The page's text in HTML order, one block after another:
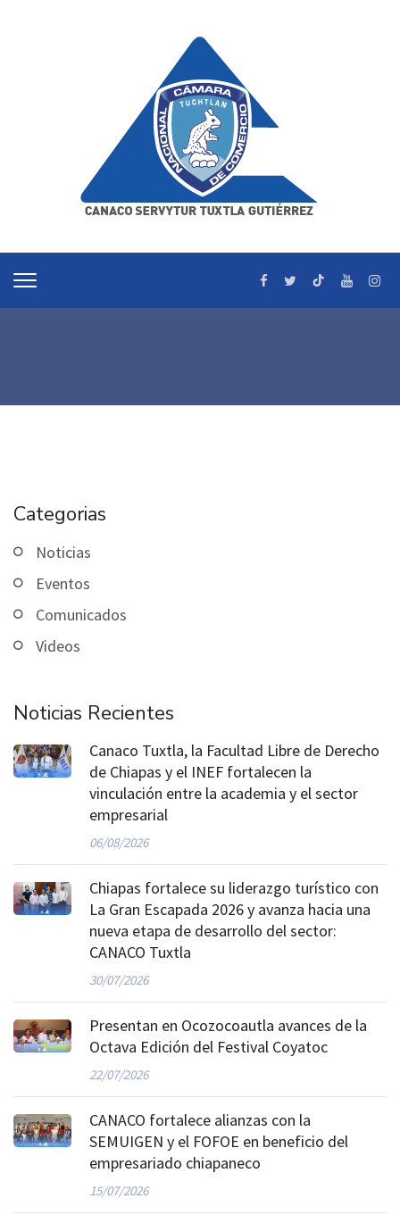
Categorias
Noticias
Eventos
Comunicados
Videos
Noticias Recientes
Canaco Tuxtla, la Facultad Libre de Derecho
de Chiapas y el INEF fortalecen la
vinculación entre la academia y el sector
empresarial
06/08/2026
Chiapas fortalece su liderazgo turístico con
La Gran Escapada 2026 y avanza hacia una
nueva etapa de desarrollo del sector:
CANACO Tuxtla
30/07/2026
Presentan en Ocozocoautla avances de la
Octava Edición del Festival Coyatoc
22/07/2026
CANACO fortalece alianzas con la
SEMUIGEN y el FOFOE en beneficio del
empresariado chiapaneco
15/07/2026